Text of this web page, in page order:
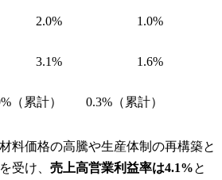
2.0% 1.0%
3.1% 1.6%
（累計） 0.3%（累計）
料価格の高騰や生産体制の再構築と
受け、 売上高営業利益率は4.1%と